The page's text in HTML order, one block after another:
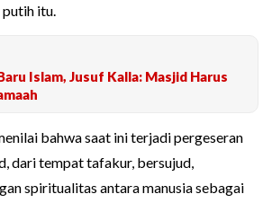
itu.
Islam, Jusuf Kalla: Masjid Harus
bahwa saat ini terjadi pergeseran
dari tempat tafakur, bersujud,
spiritualitas antara manusia sebagai